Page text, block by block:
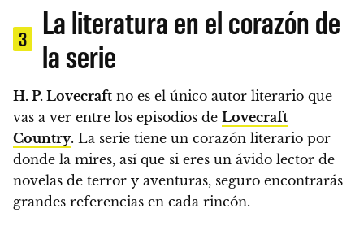
3
La literatura en el corazón de
la serie
H. P. Lovecraft no es el único autor literario que
vas a ver entre los episodios de Lovecraft
Country. La serie tiene un corazón literario por
donde la mires, así que si eres un ávido lector de
novelas de terror y aventuras, seguro encontrarás
grandes referencias en cada rincón.